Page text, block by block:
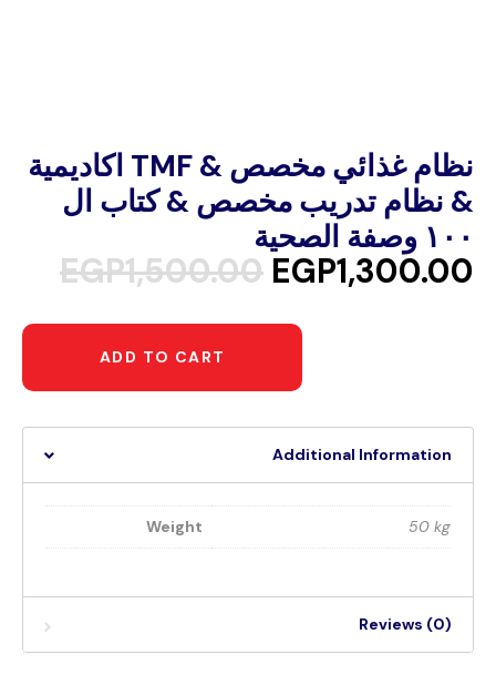
اكاديمية TMF & نظام غذائي مخصص
& نظام تدريب مخصص & كتاب ال
١٠٠ وصفة الصحية
EGP1,500.00 EGP1,300.00
ADD TO CART
Additional Information
Weight 50 kg
Reviews (0)